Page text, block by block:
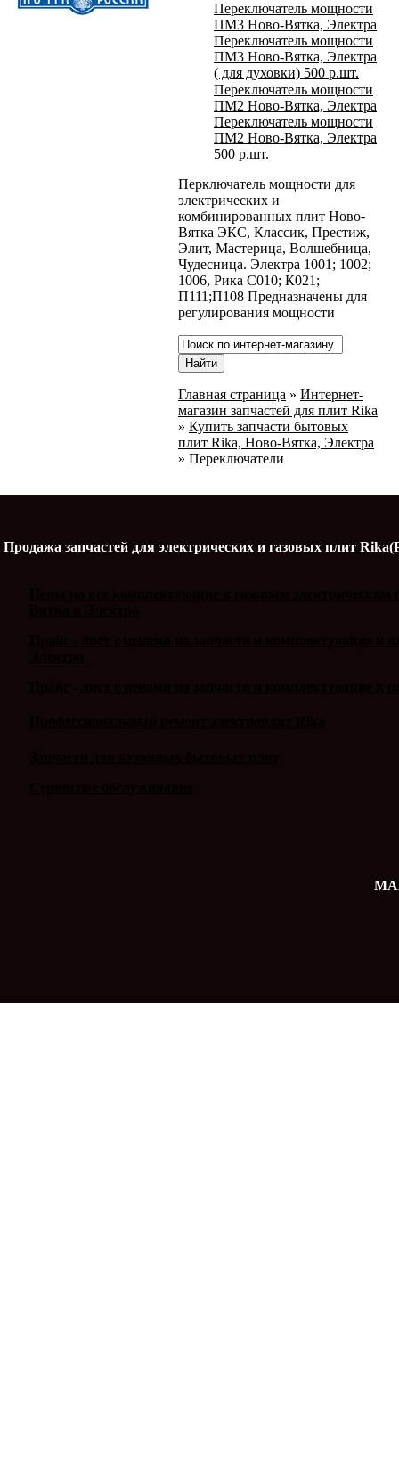
Переключатель мощности
ПМ3 Ново-Вятка, Электра
Переключатель мощности
ПМ3 Ново-Вятка, Электра
( для духовки) 500 р.шт.
Переключатель мощности
ПМ2 Ново-Вятка, Электра
Переключатель мощности
ПМ2 Ново-Вятка, Электра
500 р.шт.
Перключатель мощности для
электрических и
комбинированных плит Ново-
Вятка ЭКС, Классик, Престиж,
Элит, Мастерица, Волшебница,
Чудесница. Электра 1001; 1002;
1006, Рика С010; К021;
П111;П108 Предназначены для
регулирования мощности
Главная страница » Интернет-
магазин запчастей для плит Rika
» Купить запчасти бытовых
плит Rika, Ново-Вятка, Электра
» Переключатели
Продажа запчастей для электрических и газовых плит